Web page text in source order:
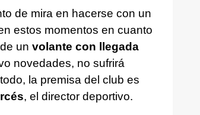
de mira en hacerse con un
estos momentos en cuanto
un volante con llegada
novedades, no sufrirá
la premisa del club es
, el director deportivo.